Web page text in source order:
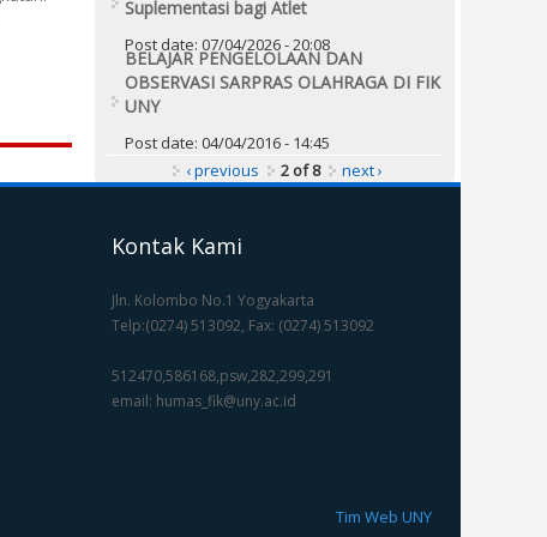
Suplementasi bagi Atlet
Post date: 07/04/2026 - 20:08
BELAJAR PENGELOLAAN DAN
OBSERVASI SARPRAS OLAHRAGA DI FIK
UNY
Post date: 04/04/2016 - 14:45
‹ previous
2 of 8 next ›
Kontak Kami
Jln. Kolombo No.1 Yogyakarta
Telp:(0274) 513092, Fax: (0274) 513092
512470,586168,psw,282,299,291
email: humas_fik@uny.ac.id
Tim Web UNY